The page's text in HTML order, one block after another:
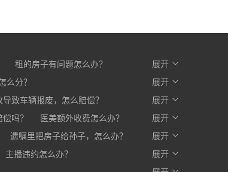
租的房子有问题怎么办？
商不交房怎么办?
展开
么分？
展开
致车辆报废，怎么赔偿？
展开
吗？
医美额外收费怎么办？
的怎么办？
展开
遗嘱里把房子给孙子，怎么办？
展开
主播违约怎么办？
展开